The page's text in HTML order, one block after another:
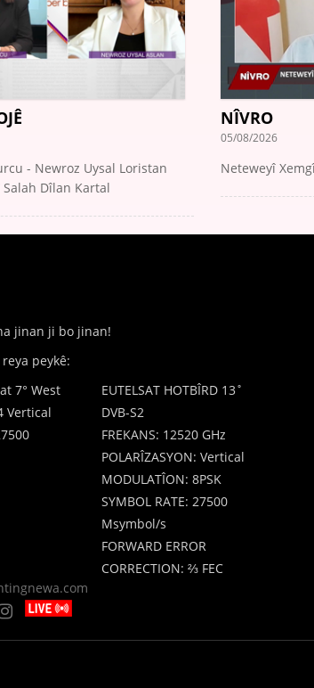
- Newroz Uysal Loristan
Dîlan Kartal
NÎVRO
05/08/2026
Neteweyî
jinan ji bo jinan!
peykê:
7° West
Vertical
EUTELSAT HOTBÎRD 13˚
DVB-S2
FREKANS: 12520 GHz
POLARÎZASYON: Vertical
MODULATÎON: 8PSK
SYMBOL RATE: 27500
Msymbol/s
FORWARD ERROR
CORRECTION: ⅔ FEC